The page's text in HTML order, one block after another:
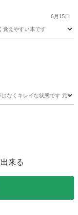
6月15日
覚えやすい本です
なくキレイな状態です 元
来る